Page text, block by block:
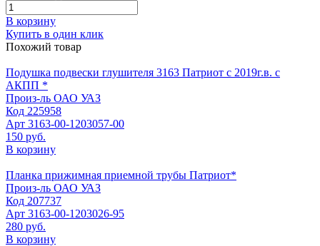
В корзину
Купить в один клик
Похожий товар
Подушка подвески глушителя 3163 Патриот с 2019г.в. с
АКПП *
Произ-ль ОАО УАЗ
Код 225958
Арт 3163-00-1203057-00
150 руб.
В корзину
Планка прижимная приемной трубы Патриот*
Произ-ль ОАО УАЗ
Код 207737
Арт 3163-00-1203026-95
280 руб.
В корзину